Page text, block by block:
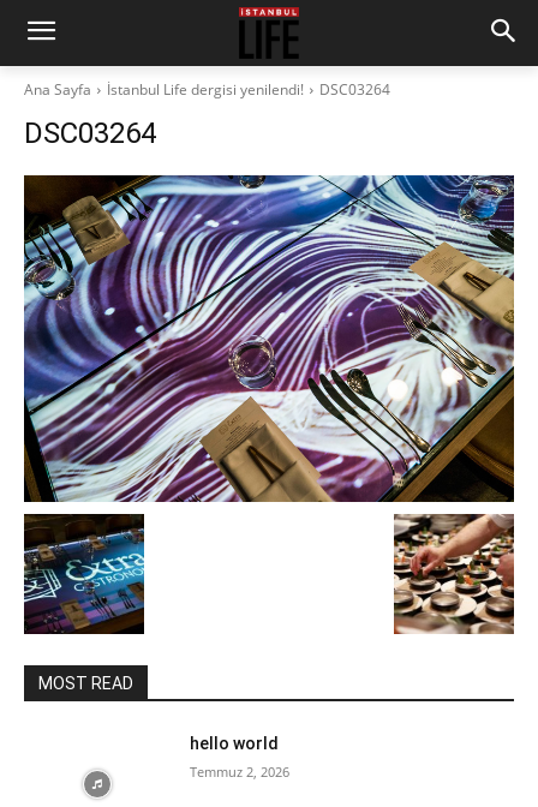
Ana Sayfa İstanbul Life dergisi yenilendi! DSC03264
DSC03264
MOST READ
hello world
Temmuz 2, 2026